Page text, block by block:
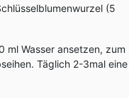
(5
ml Wasser ansetzen, zum
Täglich 2-3mal eine